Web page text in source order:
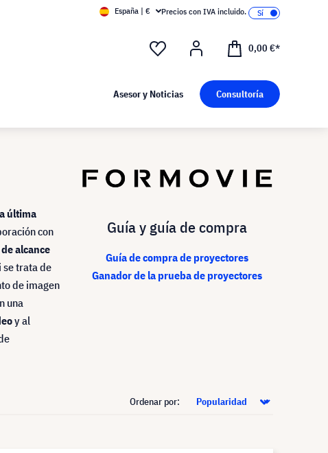
España | € Precios con IVA incluido.
0,00 €*
Asesor y Noticias Consultoría
última
con
alcance
se trata de
de imagen
una
y al
Guía y guía de compra
Guía de compra de proyectores
Ganador de la prueba de proyectores
Ordenar por: